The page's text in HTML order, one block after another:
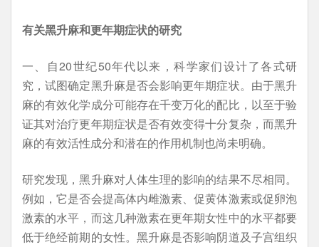
有关黑升麻和更年期症状的研究
一、自20世纪50年代以来，科学家们设计了各式研
究，试图确定黑升麻是否会影响更年期症状。由于黑升
麻的有效化学成分可能存在千变万化的配比，以至于验
证其对治疗更年期症状是否有效变得十分复杂，而黑升
麻的有效活性成分和潜在的作用机制也尚未明确。
研究发现，黑升麻对人体生理的影响的结果不尽相同。
例如，它是否会提高体内雌激素、促黄体激素或促卵泡
激素的水平，而这几种激素在更年期女性中的水平都要
低于绝经前期的女性。黑升麻是否影响阴道及子宫组织